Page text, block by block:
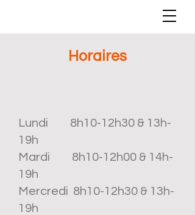
Horaires
Lundi 8h10-12h30 & 13h-
19h
Mardi 8h10-12h00 & 14h-
19h
Mercredi 8h10-12h30 & 13h-
19h